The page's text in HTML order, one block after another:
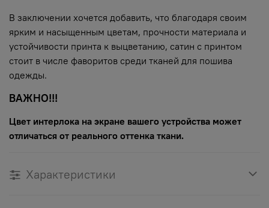
В заключении хочется добавить, что благодаря своим
ярким и насыщенным цветам, прочности материала и
устойчивости принта к выцветанию, сатин с принтом
стоит в числе фаворитов среди тканей для пошива
одежды.
ВАЖНО!!!
Цвет интерлока на экране вашего устройства может
отличаться от реального оттенка ткани.
Характеристики